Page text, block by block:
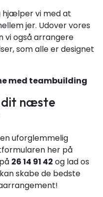
hjælper vi med at
jer. Udover vores
vi også arrangere
som alle er designet
med teambuilding
dit næste
uforglemmelig
her på
26 14 91 42 og lad os
skabe de bedste